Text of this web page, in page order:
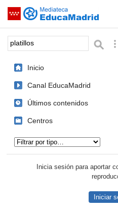
Saltar navegación
Palabra o frase:
Inicio
Canal EducaMadrid
Últimos contenidos
Centros
Inicia sesión para aportar
Iniciar